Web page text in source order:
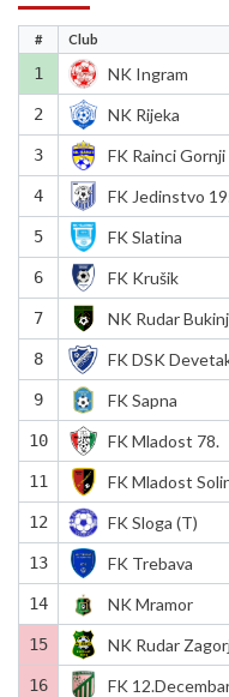
# Club
1 NK Ingram
2 NK Rijeka
3 FK Rainci Gornji
4 FK Jedinstvo
5 FK Slatina
6 FK Krušik
7 NK Rudar
8 FK DSK
9 FK Sapna
10 FK Mladost 78.
11 FK Mladost
12 FK Sloga (T)
13 FK Trebava
14 NK Mramor
15 NK Rudar
16 FK